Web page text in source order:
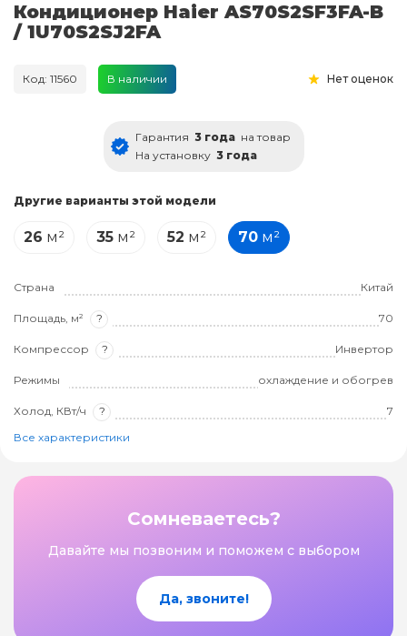
Кондиционер Haier AS70S2SF3FA-B
/ 1U70S2SJ2FA
Код: 11560 В наличии Нет оценок
Гарантия 3 года на товар
На установку 3 года
Другие варианты этой модели
26 м² 35 м² 52 м² 70 м²
Страна Китай
Площадь, м² ? 70
Компрессор ? Инвертор
Режимы охлаждение и обогрев
Холод, КВт/ч ?
7
Все характеристики
Сомневаетесь?
Давайте мы позвоним и поможем с выбором
Да, звоните!